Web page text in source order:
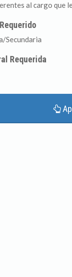
al cargo
Secundaria
Requerida